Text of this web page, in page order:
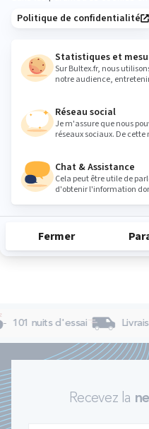
Lundi
Mercredi
Jeudi
Vendredi
Samedi
101 nuits d'essai
Recevez la